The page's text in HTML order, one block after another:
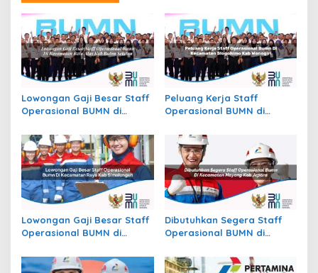
Lowongan Gaji Besar Staff
Operasional BUMN di
Buton Selatan
Peluang Kerja Staff
Operasional BUMN di
Kab. Wonogiri
Lowongan Gaji Besar Staff
Operasional BUMN di
Simalungun
Dibutuhkan Segera Staff
Operasional BUMN di
Jepara